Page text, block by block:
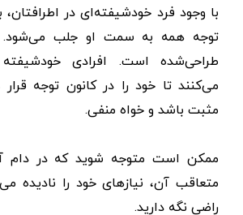
با وجود فرد خودشیفته‌ای در
توجه‌ همه به سمت او جلب
طراحی‌شده است. افرادی
می‌کنند تا خود را در کانون توجه
مثبت باشد و خواه منفی.
ممکن است متوجه شوید که در دام
متعاقب آن، نیازهای خود را نادیده
راضی نگه‌ دارید.